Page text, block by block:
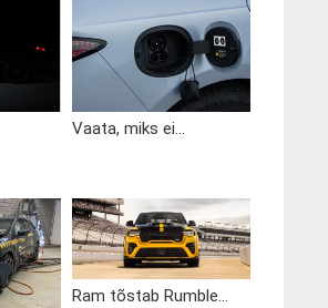
Vaata, miks ei...
Ram tõstab Rumble...